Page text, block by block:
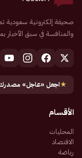
والمنافسة في سبق
★اجعل «عاجل»
الأقسام
المحليات
الاقتصاد
رياضة